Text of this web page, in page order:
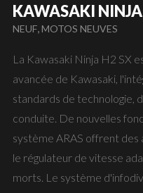
KAWASAKI
NEUF, MOTOS NEUVES
La Kawasaki Ninja H2 SX
avancée de Kawasaki,
standards de technologie,
conduite. De nouvelles
système ARAS offrent
le régulateur de vitesse
morts. Le système